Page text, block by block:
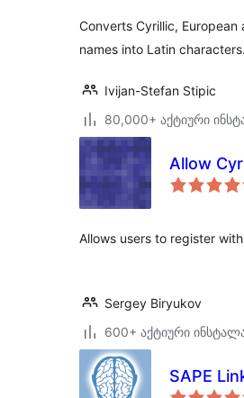
Converts Cyrillic,
names into Latin characters.
Ivijan-Stefan Stipic
80,000+ აქტიური
Allow
Allows users to register
Sergey Biryukov
600+ აქტიური
SAPE